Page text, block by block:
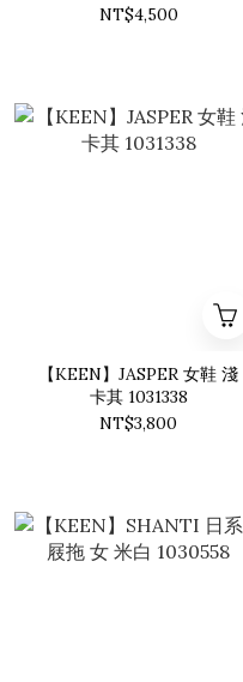
NT$4,500
【KEEN】JASPER 女鞋 淺
卡其 1031338
NT$3,800